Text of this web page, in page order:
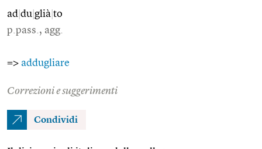
ad du glià to
p.pass., agg.
=> addugliare
Correzioni e suggerimenti
Condividi